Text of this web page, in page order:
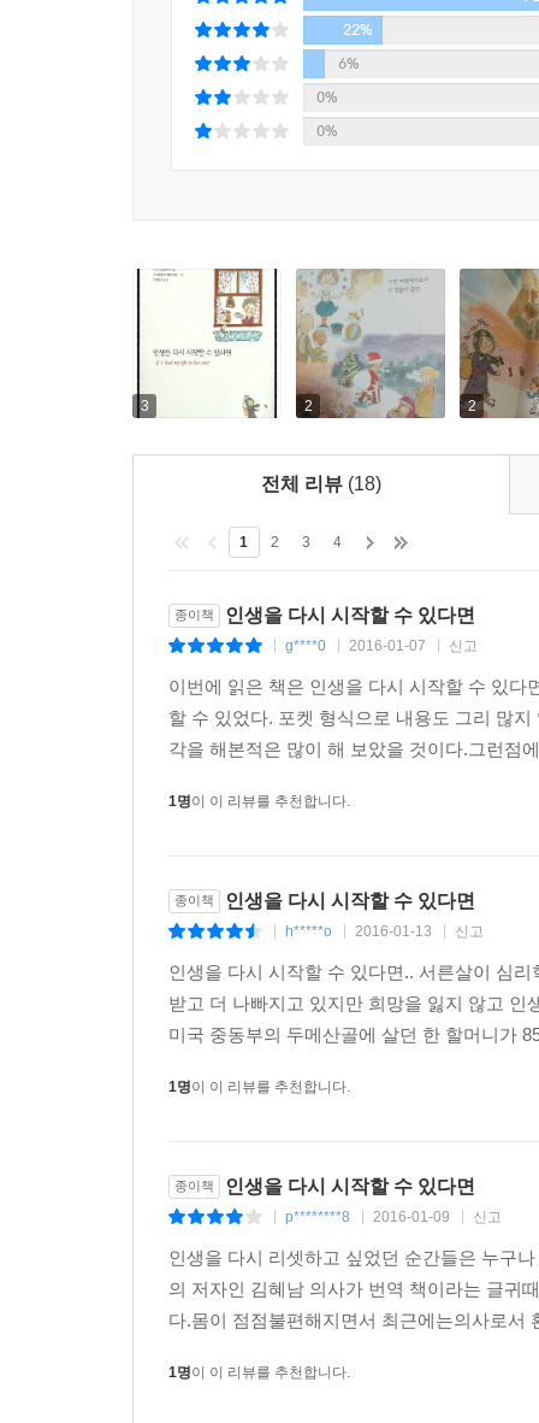
22%
6%
0%
0%
3 2 2
전체 리뷰 (18)
1 2 3 4
종이책 인생을 다시 시작할 수 있다면
g****0 2016-01-07 신고
이번에 읽은 책은 인생을 다시 시작할 수 있
할 수 있었다. 포켓 형식으로 내용도 그리 많
각을 해본적은 많이 해 보았을 것이다.그런점
1명이 이 리뷰를 추천합니다.
종이책 인생을 다시 시작할 수 있다면
h*****o 2016-01-13 신고
인생을 다시 시작할 수 있다면.. 서른살이 심
받고 더 나빠지고 있지만 희망을 잃지 않고
미국 중동부의 두메산골에 살던 한 할머니가
1명이 이 리뷰를 추천합니다.
종이책 인생을 다시 시작할 수 있다면
p********8 2016-01-09 신고
인생을 다시 리셋하고 싶었던 순간들은 누구
의 저자인 김혜남 의사가 번역 책이라는 글귀
다.몸이 점점불편해지면서 최근에는의사로
1명이 이 리뷰를 추천합니다.